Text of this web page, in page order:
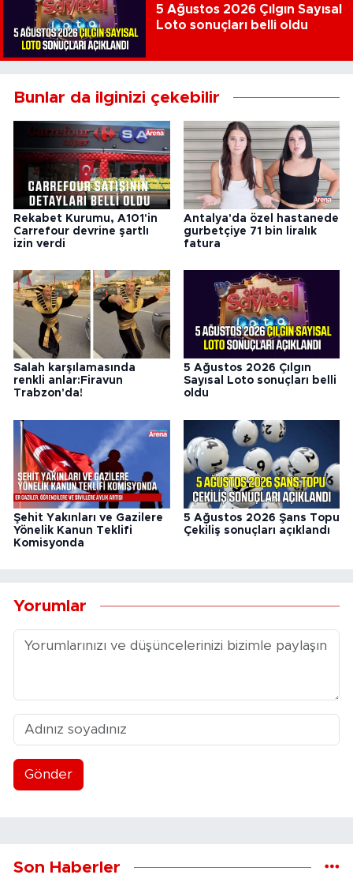
5 Ağustos 2026 Çılgın Sayısal
Loto sonuçları belli oldu
Bunlar da ilginizi çekebilir
Rekabet Kurumu, A101'in
Carrefour devrine şartlı
izin verdi
Antalya'da özel hastanede
gurbetçiye 71 bin liralık
fatura
Salah karşılamasında
renkli anlar:Firavun
Trabzon'da!
5 Ağustos 2026 Çılgın
Sayısal Loto sonuçları belli
oldu
Şehit Yakınları ve Gazilere
Yönelik Kanun Teklifi
Komisyonda
5 Ağustos 2026 Şans Topu
Çekiliş sonuçları açıklandı
Yorumlar
Gönder
Son Haberler